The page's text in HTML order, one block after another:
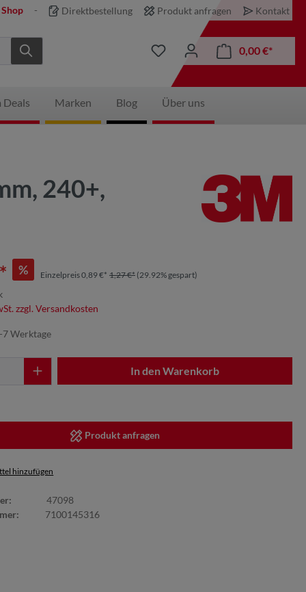
Direktbestellung Produkt anfragen Kontakt
0,00 €*
Deals Marken Blog Über uns
240+,
% Einzelpreis 0,89 €* 1,27 €* (29.92% gespart)
zzgl. Versandkosten
Werktage
In den Warenkorb
Produkt anfragen
hinzufügen
47098
7100145316